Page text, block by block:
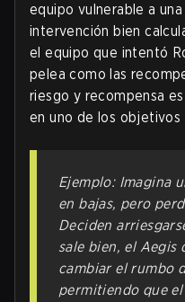
equipo vulnerable a
intervención bien
el equipo que intentó
pelea como las
riesgo y recompensa
en uno de los
Ejemplo: Imagina
en bajas, pero
Deciden
sale bien, el Aegis
cambiar el rumbo
permitiendo que